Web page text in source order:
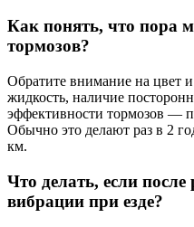
Как понять, что пора
тормозов?
Обратите внимание на цвет
жидкость, наличие
эффективности тормозов —
Обычно это делают раз в 2
км.
Что делать, если
вибрации при езде?